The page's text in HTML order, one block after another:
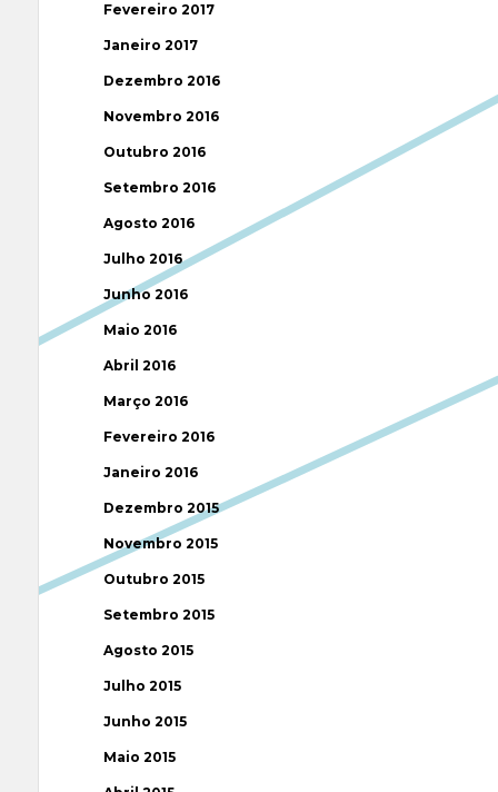
Fevereiro 2017
Janeiro 2017
Dezembro 2016
Novembro 2016
Outubro 2016
Setembro 2016
Agosto 2016
Julho 2016
Junho 2016
Maio 2016
Abril 2016
Março 2016
Fevereiro 2016
Janeiro 2016
Dezembro 2015
Novembro 2015
Outubro 2015
Setembro 2015
Agosto 2015
Julho 2015
Junho 2015
Maio 2015